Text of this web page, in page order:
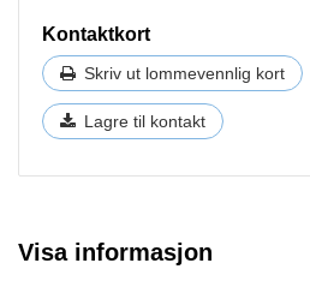
Kontaktkort
Skriv ut lommevennlig kort
Lagre til kontakt
Visa informasjon